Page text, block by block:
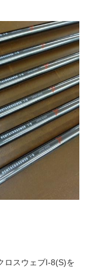
スウェブI-8(S)を